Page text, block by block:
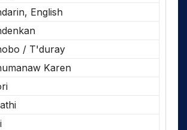
English
/ T'duray
Karen